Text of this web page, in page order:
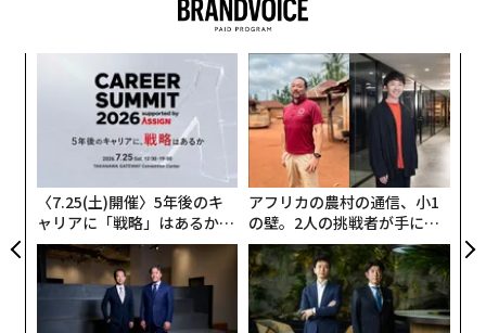
〈7.25(土)開催〉5年後のキ
ャリアに「戦略」はあるか。
トップエグゼクティブのキャ
リアに触れる1日│CAREER S
UMMIT 2026
アフリカの農村の通信、小1
の壁。2人の挑戦者が手にし
た「次なる武器」